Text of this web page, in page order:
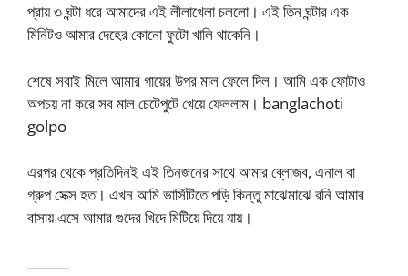
প্রায় ৩ ঘন্টা ধরে আমাদের এই লীলাখেলা চললো। এই তিন ঘন্টার এক
মিনিটও আমার দেহের কোনো ফুটো খালি থাকেনি।
শেষে সবাই মিলে আমার গায়ের উপর মাল ফেলে দিল। আমি এক ফোটাও
অপচয় না করে সব মাল চেটেপুটে খেয়ে ফেললাম। banglachoti
golpo
এরপর থেকে প্রতিদিনই এই তিনজনের সাথে আমার ব্লোজব, এনাল বা
গ্রুপ সেক্স হত। এখন আমি ভার্সিটিতে পড়ি কিন্তু মাঝেমাঝে রনি আমার
বাসায় এসে আমার গুদের খিদে মিটিয়ে দিয়ে যায়।